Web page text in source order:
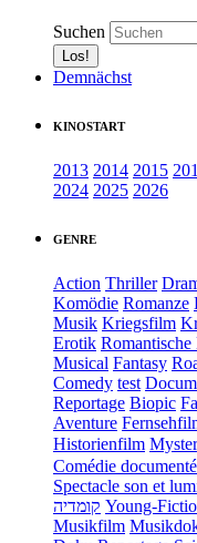
Suchen
Demnächst
KINOSTART
2013 2014 2015
2024 2025 2026
GENRE
Action Thriller
Komödie Romanze
Musik Kriegsfilm
Erotik
Musical Fantasy
Comedy test
Reportage Biopic
Aventure
Historienfilm
Comédie
Spectacle son et
קומדיה Young-
Musikfilm